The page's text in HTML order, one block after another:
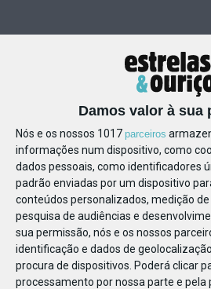
Damos valor à sua
Nós e os nossos 1017 parceiros
informações num dispositivo, como
dados pessoais, como identificadores
padrão enviadas por um dispositivo
conteúdos personalizados, medição
pesquisa de audiências e
sua permissão, nós e os nossos
identificação e dados de
procura de dispositivos. Poderá clicar
processamento por nossa parte e pela